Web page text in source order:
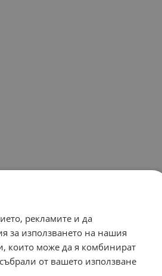
рекламите и да
за използването на нашия
които може да я комбинират
от вашето използване